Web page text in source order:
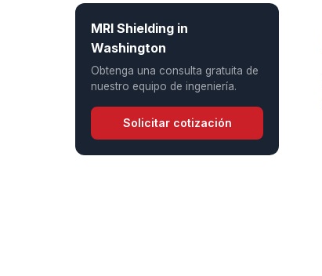
MRI Shielding in
Washington
Obtenga una consulta gratuita de
nuestro equipo de ingeniería.
Solicitar cotización